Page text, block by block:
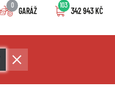
0
GARÁŽ
103
342 943 KČ